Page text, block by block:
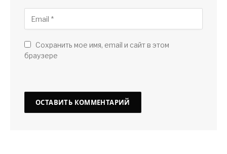
Сохранить мое имя, email и сайт в этом
браузере